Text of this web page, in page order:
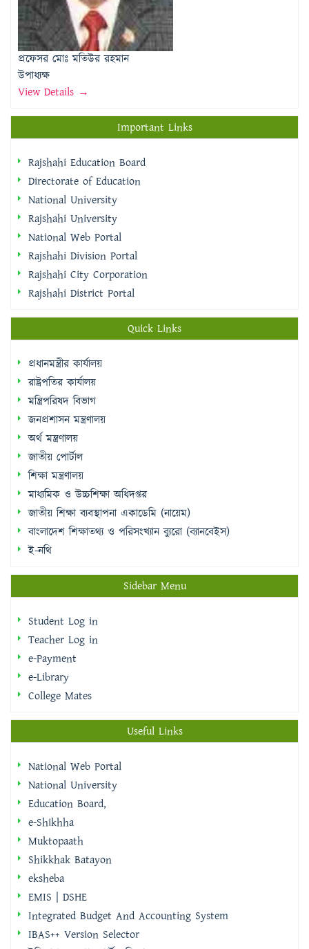
প্রফেসর মোঃ মতিউর রহমান
উপাধ্যক্ষ
View Details →
Rajshahi Education Board
Directorate of Education
Rajshahi University
National Web Portal
Rajshahi Division Portal
Rajshahi City Corporation
Rajshahi District Portal
Quick Links
প্রধানমন্ত্রীর কার্যালয়
জনপ্রশাসন মন্ত্রণালয়
অর্থ মন্ত্রণালয়
জাতীয় পোর্টাল
শিক্ষা মন্ত্রণালয়
মাধ্যমিক ও উচ্চশিক্ষা অধিদপ্তর
জাতীয় শিক্ষা ব্যবস্থাপনা একাডেমি (নায়েম)
বাংলাদেশ শিক্ষাতথ্য ও পরিসংখ্যান ব্যুরো (ব্যানবেইস)
ই-নথি
Sidebar Menu
Student Log in
e-Library
College Mates
National Web Portal
e-Shikhha
Muktopaath
Shikkhak Batayon
eksheba
EMIS | DSHE
Integrated Budget And Accounting System
IBAS++ Version Selector
ইমিগ্রেশন ও পাসপোর্ট অধিদপ্তর
বাংলাদেশ ফরম